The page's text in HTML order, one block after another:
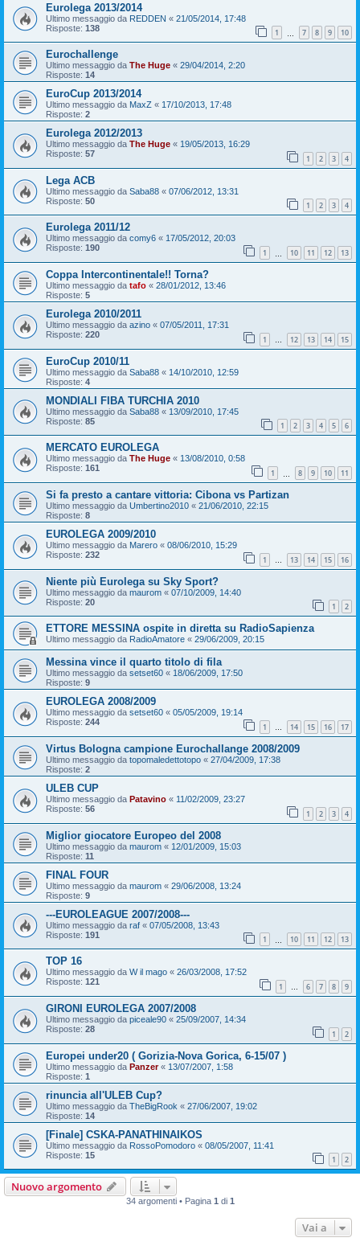
Eurolega 2013/2014
Ultimo messaggio da REDDEN « 21/05/2014, 17:48
Risposte: 138 1 7 8 9 10
Eurochallenge
Ultimo messaggio da The Huge « 29/04/2014, 2:20
Risposte: 14
EuroCup 2013/2014
Ultimo messaggio da MaxZ « 17/10/2013, 17:48
Risposte: 2
Eurolega 2012/2013
Ultimo messaggio da The Huge « 19/05/2013, 16:29
Risposte: 57 1 2 3 4
Lega ACB
Ultimo messaggio da Saba88 « 07/06/2012, 13:31
Risposte: 50 1 2 3 4
Eurolega 2011/12
Ultimo messaggio da comy6 « 17/05/2012, 20:03
Risposte: 190 1 10 11 12 13
Coppa Intercontinentale!! Torna?
Ultimo messaggio da tafo « 28/01/2012, 13:46
Risposte: 5
Eurolega 2010/2011
Ultimo messaggio da azino « 07/05/2011, 17:31
Risposte: 220 1 … 12 13 14 15
EuroCup 2010/11
Ultimo messaggio da Saba88 « 14/10/2010, 12:59
Risposte: 4
MONDIALI FIBA TURCHIA 2010
Ultimo messaggio da Saba88 « 13/09/2010, 17:45
Risposte: 85 1 2 3 4 5 6
MERCATO EUROLEGA
Ultimo messaggio da The Huge « 13/08/2010, 0:58
Risposte: 161 1 8 9 10 11
Si fa presto a cantare vittoria: Cibona vs Partizan
Ultimo messaggio da Umbertino2010 « 21/06/2010, 22:15
Risposte: 8
EUROLEGA 2009/2010
Ultimo messaggio da Marero « 08/06/2010, 15:29
Risposte: 232 1 … 13 14 15 16
Niente più Eurolega su Sky Sport?
Ultimo messaggio da maurom « 07/10/2009, 14:40
Risposte: 20 1 2
ETTORE MESSINA ospite in diretta su RadioSapienza
Ultimo messaggio da RadioAmatore « 29/06/2009, 20:15
Messina vince il quarto titolo di fila
Ultimo messaggio da setset60 « 18/06/2009, 17:50
Risposte: 9
EUROLEGA 2008/2009
Ultimo messaggio da setset60 « 05/05/2009, 19:14
Risposte: 244 1 … 14 15 16 17
Virtus Bologna campione Eurochallange 2008/2009
Ultimo messaggio da topomaledettotopo « 27/04/2009, 17:38
Risposte: 2
ULEB CUP
Ultimo messaggio da Patavino « 11/02/2009, 23:27
Risposte: 56 1 2 3 4
Miglior giocatore Europeo del 2008
Ultimo messaggio da maurom « 12/01/2009, 15:03
Risposte: 11
FINAL FOUR
Ultimo messaggio da maurom « 29/06/2008, 13:24
Risposte: 9
---EUROLEAGUE 2007/2008---
Ultimo messaggio da raf « 07/05/2008, 13:43
Risposte: 191 1 10 11 12 13
TOP 16
Ultimo messaggio da W il mago « 26/03/2008, 17:52
Risposte: 121 1 … 6 7 8 9
GIRONI EUROLEGA 2007/2008
Ultimo messaggio da piceale90 « 25/09/2007, 14:34
Risposte: 28 1 2
Europei under20 ( Gorizia-Nova Gorica, 6-15/07 )
Ultimo messaggio da Panzer« 13/07/2007, 1:58
Risposte: 1
rinuncia all'ULEB Cup?
Ultimo messaggio da TheBigRook « 27/06/2007, 19:02
Risposte: 14
[Finale] CSKA-PANATHINAIKOS
Ultimo messaggio da RossoPomodoro « 08/05/2007, 11:41
Risposte: 15 1 2
Nuovo argomento
34 argomenti • Pagina 1 di 1
Vai a